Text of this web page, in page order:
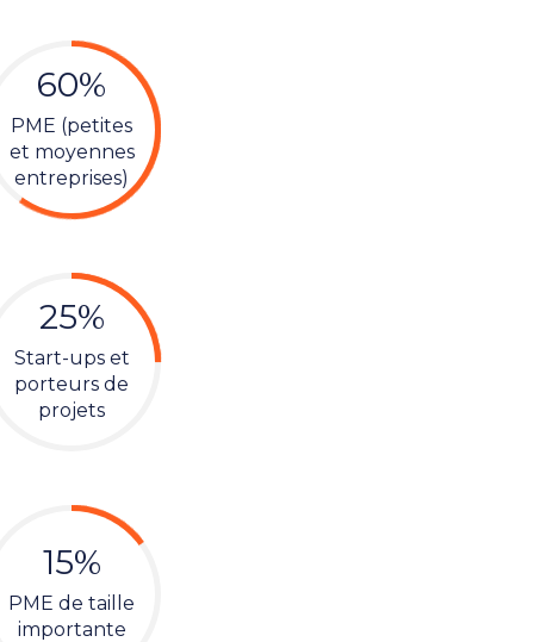
60%
PME (petites
et moyennes
entreprises)
25%
Start-ups et
porteurs de
projets
15%
PME de taille
importante